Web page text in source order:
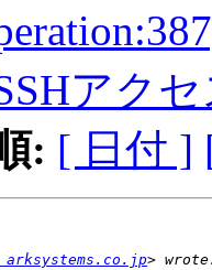
アク
: [ 日付 ]
arksystems.co.jp